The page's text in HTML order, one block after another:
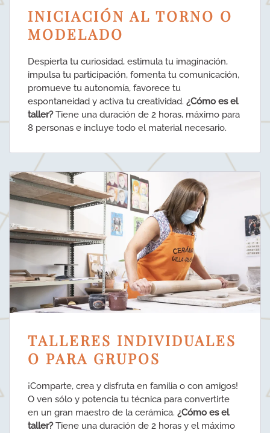
INICIACIÓN AL TORNO O
MODELADO
Despierta tu curiosidad, estimula tu imaginación,
impulsa tu participación, fomenta tu comunicación,
promueve tu autonomía, favorece tu
espontaneidad y activa tu creatividad. ¿Cómo es el
taller?Tiene una duración de 2 horas, máximo para
8 personas e incluye todo el material necesario.
TALLERES INDIVIDUALES
O PARA GRUPOS
¡Comparte, crea y disfruta en familia o con amigos!
O ven sólo y potencia tu técnica para convertirte
en un gran maestro de la cerámica. ¿Cómo es el
taller?Tiene una duración de 2 horas y el máximo